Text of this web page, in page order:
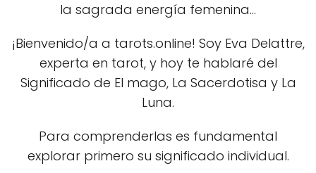
la sagrada energía femenina...
¡Bienvenido/a a tarots.online! Soy Eva Delattre,
experta en tarot, y hoy te hablaré del
Significado de El mago, La Sacerdotisa y La
Luna.
Para comprenderlas es fundamental
explorar primero su significado individual.